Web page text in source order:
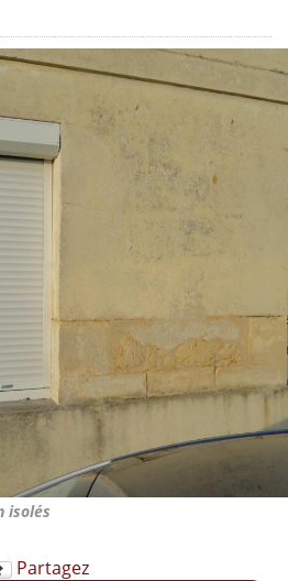
isolés
Partagez